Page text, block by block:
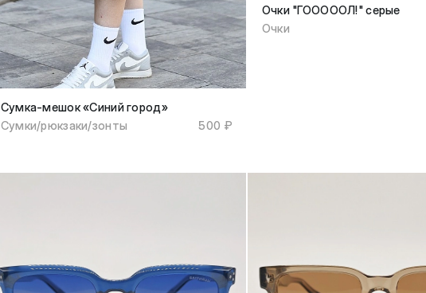
Сумка-мешок «Синий город»
Сумки/рюкзаки/зонты
500 ₽
Очки "ГОООООЛ!" серые
Очки